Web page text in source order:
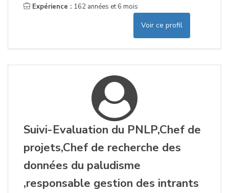
Expérience : 162 années et 6 mois
Voir ce profil
Suivi-Evaluation du PNLP,Chef de
projets,Chef de recherche des
données du paludisme
,responsable gestion des intrants